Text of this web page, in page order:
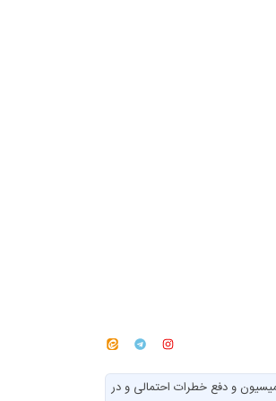
بند14 ماده 55 قانون شهرداری ها و ویژگی های این کمیسیون و دفع خطرات احتمالی و در